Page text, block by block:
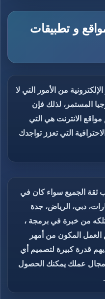
و تطبيقات
من الأمور التي لا
المستمر، لذلك فإن
الانترنت هي التي
التي تعزز تواجدك
الجميع سواء كان في
دبي، الرياض، جدة
من خبرة في برمجة ،
العمل المكون من أمهر
قدرة كبيرة لتصميم أي
مجال عملك يمكنك الحصول